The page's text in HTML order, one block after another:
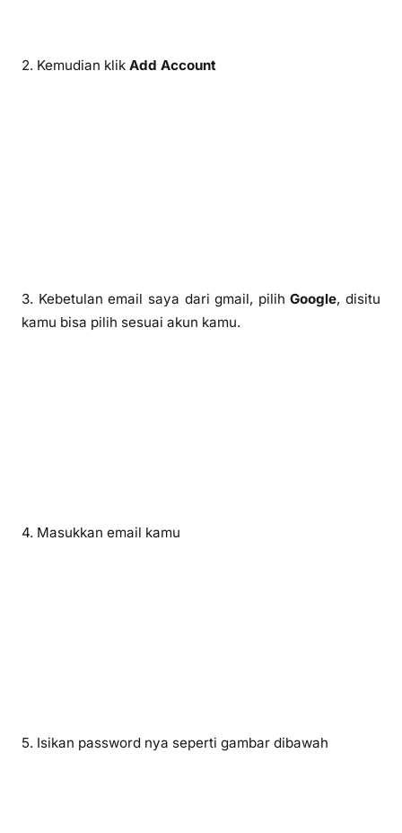
2. Kemudian klik Add Account
3. Kebetulan email saya dari gmail, pilihGoogle, disitu
kamu bisa pilih sesuai akun kamu.
4. Masukkan email kamu
5. Isikan password nya seperti gambar dibawah